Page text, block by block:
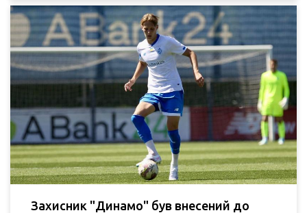
Захисник "Динамо" був внесений до